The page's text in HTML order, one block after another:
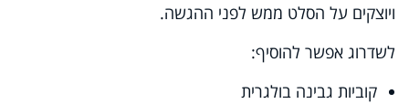
ויוצקים על הסלט ממש לפני ההגשה.
לשדרוג אפשר להוסיף:
קוביות גבינה בולגרית